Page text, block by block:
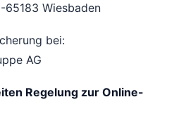
Wiesbaden
bei:
AG
Regelung zur Online-